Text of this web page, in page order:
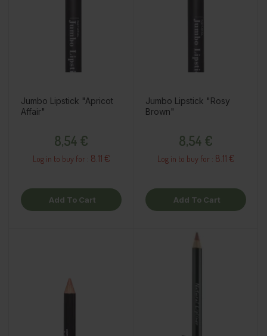
Jumbo Lipstick "Apricot
Affair"
8,54 €
Log in to buy for : 8.11 €
Add To Cart
Jumbo Lipstick "Rosy
Brown"
8,54 €
Log in to buy for : 8.11 €
Add To Cart